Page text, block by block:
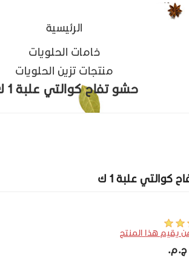
الرئيسية
خامات الحلويات
منتجات تزين الحلويات
حشو تفاح كوالتي علبة 1 ك
كوالتي علبة 1 ك
يقيم هذا المنتج